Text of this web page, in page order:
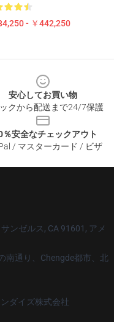
- ￥442,250
安心してお買い物
クから配送まで24/7保護
％安全なチェックアウト
/ マスターカード / ビザ
ンゼルス, CA 91601, アメ
南通り、Chengde都市、北
ダイズ株式会社